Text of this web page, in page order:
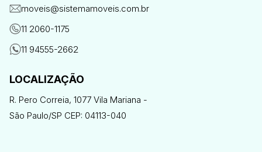
moveis@sistemamoveis.com.br
11 2060-1175
11 94555-2662
LOCALIZAÇÃO
R. Pero Correia, 1077 Vila Mariana -
São Paulo/SP CEP: 04113-040